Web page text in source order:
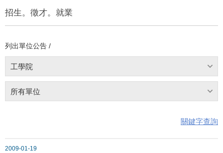
招生。徵才。就業
列出單位公告 /
工學院
所有單位
關鍵字查詢
2009-01-19